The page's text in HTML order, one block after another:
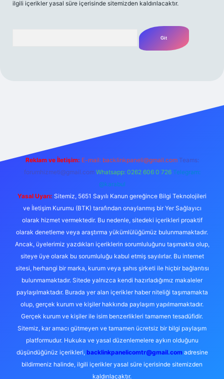
ilgili içerikler yasal süre içerisinde sitemizden kaldırılacaktır.
Reklam ve İletişim: E-mail: backlinkpaneli@gmail.com Teams:
forumhizmeti@gmail.com Whatsapp: 0262 606 0 726 Telegram:
@karabul
Yasal Uyarı: Sitemiz, 5651 Sayılı Kanun gereğince Bilgi Teknolojileri
ve İletişim Kurumu (BTK) tarafından onaylanmış bir Yer Sağlayıcı
olarak hizmet vermektedir. Bu nedenle, sitedeki içerikleri proaktif
olarak denetleme veya araştırma yükümlülüğümüz bulunmamaktadır.
Ancak, üyelerimiz yazdıkları içeriklerin sorumluluğunu taşımakta olup,
siteye üye olarak bu sorumluluğu kabul etmiş sayılırlar. Bu internet
sitesi, herhangi bir marka, kurum veya şahıs şirketi ile hiçbir bağlantısı
bulunmamaktadır. Sitede yalnızca kendi hazırladığımız makaleler
paylaşılmaktadır. Burada yer alan içerikler haber niteliği taşımamakta
olup, gerçek kurum ve kişiler hakkında paylaşım yapılmamaktadır.
Gerçek kurum ve kişiler ile isim benzerlikleri tamamen tesadüfidir.
Sitemiz, kar amacı gütmeyen ve tamamen ücretsiz bir bilgi paylaşım
platformudur. Hukuka ve yasal düzenlemelere aykırı olduğunu
düşündüğünüz içerikleri, backlinkpanelicomtr@gmail.comadresine
bildirmeniz halinde, ilgili içerikler yasal süre içerisinde sitemizden
kaldırılacaktır.